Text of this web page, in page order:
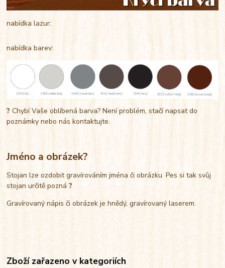
nabídka lazur:
nabídka barev:
?Chybí Vaše oblíbená barva? Není problém, stačí napsat do
poznámky nebo nás kontaktujte.
Jméno a obrázek?
Stojan lze ozdobit gravírováním jména či obrázku. Pes si tak svůj
stojan určitě pozná?
Gravírovaný nápis či obrázek je hnědý, gravírovaný laserem.
Zboží zařazeno v kategoriích